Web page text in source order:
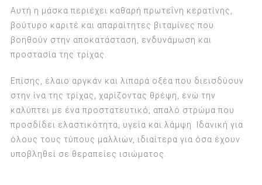
Αυτή η μάσκα περιέχει καθαρή πρωτεΐνη κερατίνης,
βούτυρο καριτέ και απαραίτητες βιταμίνες που
βοηθούν στην αποκατάσταση, ενδυνάμωση και
προστασία της τρίχας.
Επίσης, έλαιο αργκάν και λιπαρά οξέα που διεισδύουν
στην ίνα της τρίχας, χαρίζοντας θρέψη, ενώ την
καλύπτει με ένα προστατευτικό, απαλό στρώμα που
προσδίδει ελαστικότητα, υγεία και λάμψη. Ιδανική για
όλους τους τύπους μαλλιών, ιδιαίτερα για όσα έχουν
υποβληθεί σε θεραπείες ισιώματος.